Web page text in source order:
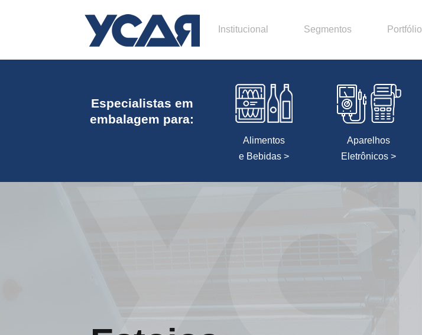
Institucional Segmentos Portfólio
Especialistas em
embalagem para:
Alimentos
e Bebidas >
Aparelhos
Eletrônicos >